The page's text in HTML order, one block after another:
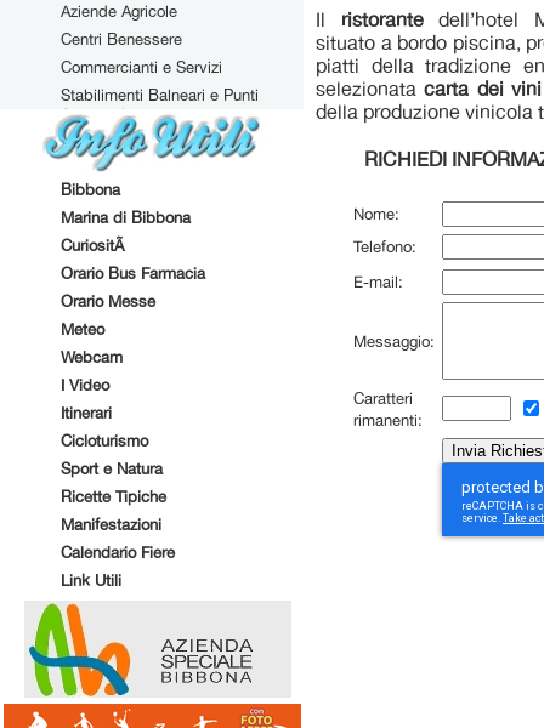
Aziende Agricole
Centri Benessere
Commercianti e Servizi
Stabilimenti Balneari e Punti
Attrezzati
Bibbona
Marina di Bibbona
CuriositÃ
Orario Bus Farmacia
Orario Messe
Meteo
Webcam
I Video
Itinerari
Cicloturismo
Sport e Natura
Ricette Tipiche
Manifestazioni
Calendario Fiere
Link Utili
Il ristorante dell’hotel
situato a bordo piscina,
piatti della tradizione
selezionatacarta dei
della produzione vinicola
RICHIEDI
Nome:
Telefono:
E-mail:
Messaggio:
Caratteri
rimanenti: